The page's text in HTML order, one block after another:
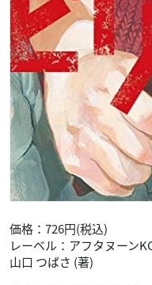
価格：726円(税込)
レーベル：アフタヌーン
山口 つばさ (著)